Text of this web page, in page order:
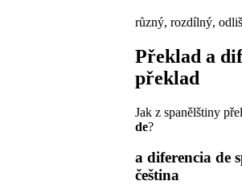
různý, rozdílný,
Překlad a
překlad
Jak z spanělštiny
de?
a diferencia de
čeština